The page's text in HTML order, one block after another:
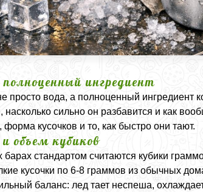
ингредиент
просто вода, а полноценный ингредиент
насколько сильно он разбавится и как
форма кусочков и то, как быстро они тают.
объем кубиков
барах стандартом считаются кубики
кусочки по 6-8 граммов из обычных
баланс: лед тает неспеша,